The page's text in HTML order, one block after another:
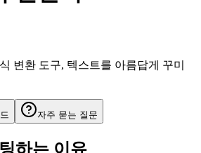
변환 도구, 텍스트를 아름답게 꾸미
자주 묻는 질문
하는 이유